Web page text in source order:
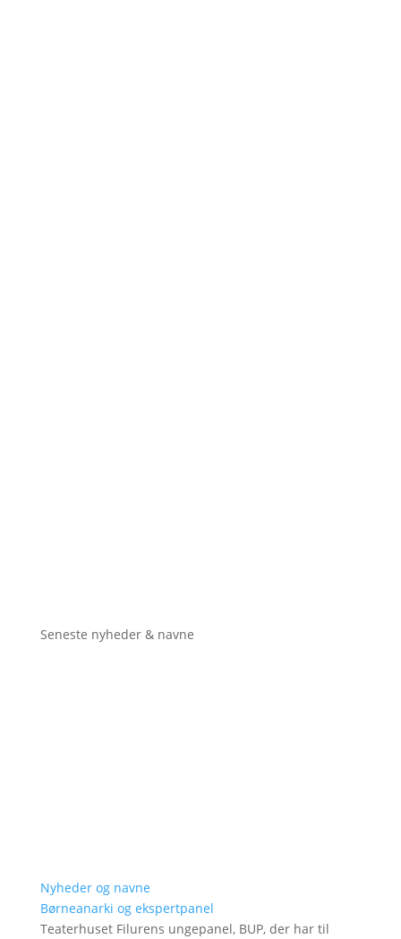
Seneste nyheder & navne
Nyheder og navne
Børneanarki og ekspertpanel
Teaterhuset Filurens ungepanel, BUP, der har til